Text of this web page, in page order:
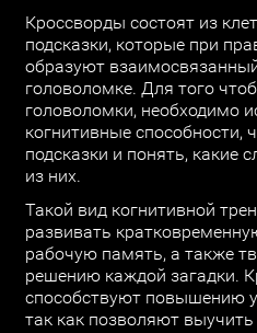
Кроссворды состоят из
подсказки, которые при
образуют
головоломке. Для того
головоломки, необходимо
когнитивные
подсказки и понять, какие
из них.
Такой вид когнитивной
развивать
рабочую память, а также
решению каждой загадки.
способствуют повышению
так как позволяют